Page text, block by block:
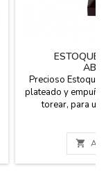
ESTOQUE
Precioso Estoque
plateado y
torear, para
taurinos. Es de
color caoba.
de largo
